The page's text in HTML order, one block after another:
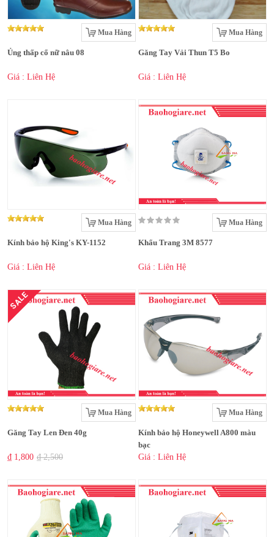
Mua Hàng
Ủng thấp cổ nữ nâu 08
Giá : Liên Hệ
Mua Hàng
Găng Tay Vải Thun T5 Bo
Giá : Liên Hệ
Mua Hàng
Kính bảo hộ King's KY-1152
Giá : Liên Hệ
Mua Hàng
Khẩu Trang 3M 8577
Giá : Liên Hệ
SALE
Mua Hàng
Găng Tay Len Đen 40g
₫ 1,800 ₫ 2,500
Mua Hàng
Kính bảo hộ Honeywell A800 màu
bạc
Giá : Liên Hệ